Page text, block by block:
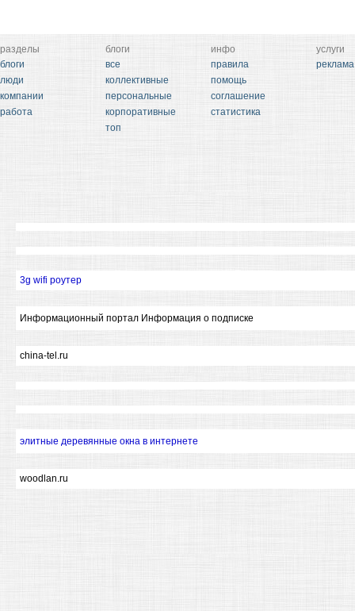
разделы
блоги
люди
компании
работа
блоги
все
коллективные
персональные
корпоративные
топ
инфо
правила
помощь
соглашение
статистика
услуги
реклама
3g wifi роутер
Информационный портал Информация о подписке
china-tel.ru
элитные деревянные окна в интернете
woodlan.ru